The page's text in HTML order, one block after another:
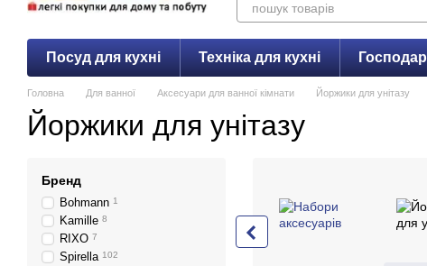
Посуд для кухні Техніка для кухні
Головна Для ванної Аксесуари для ванної кімнати Йоржики для унітазу
Йоржики для унітазу
Бренд
Bohmann 1
Kamille 8
RIXO 7
Spirella 102